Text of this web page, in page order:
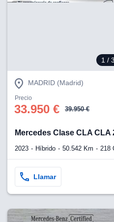
pero no se
la
y
sitio
este
socios
únicos o
para
y
personales
1 /
MADRID (Madrid)
Precio
33.950 € 39.950 €
Mercedes Clase CLA CLA
2023 Híbrido 50.542 Km 218
Llamar